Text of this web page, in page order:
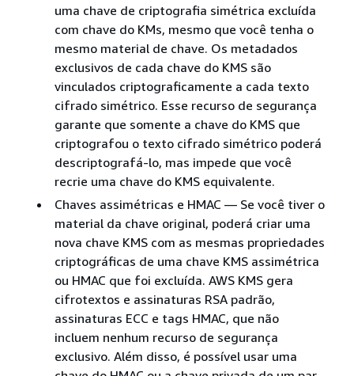
uma chave de criptografia simétrica excluída
com chave do KMs, mesmo que você tenha o
mesmo material de chave. Os metadados
exclusivos de cada chave do KMS são
vinculados criptograficamente a cada texto
cifrado simétrico. Esse recurso de segurança
garante que somente a chave do KMS que
criptografou o texto cifrado simétrico poderá
descriptografá-lo, mas impede que você
recrie uma chave do KMS equivalente.
Chaves assimétricas e HMAC — Se você tiver o
material da chave original, poderá criar uma
nova chave KMS com as mesmas propriedades
criptográficas de uma chave KMS assimétrica
ou HMAC que foi excluída. AWS KMS gera
cifrotextos e assinaturas RSA padrão,
assinaturas ECC e tags HMAC, que não
incluem nenhum recurso de segurança
exclusivo. Além disso, é possível usar uma